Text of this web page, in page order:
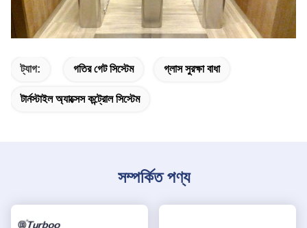
ট্যাগ: গতির গেট সিস্টেম গ্লাস সুরক্ষা বাধা
টার্নস্টাইল অ্যাক্সেস কন্ট্রোল সিস্টেম
সম্পর্কিত পণ্য